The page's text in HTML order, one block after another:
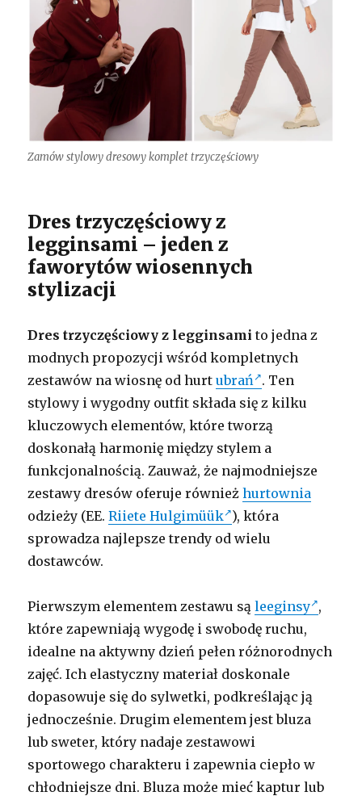
Zamów stylowy dresowy komplet trzyczęściowy
Dres trzyczęściowy z
legginsami – jeden z
faworytów wiosennych
stylizacji
Dres trzyczęściowy z legginsami to jedna z
modnych propozycji wśród kompletnych
zestawów na wiosnę od hurtubrań . Ten
stylowy i wygodny outfit składa się z kilku
kluczowych elementów, które tworzą
doskonałą harmonię między stylem a
funkcjonalnością. Zauważ, że najmodniejsze
zestawy dresów oferuje równieżhurtownia
odzieży (EE.Riiete Hulgimüük ), która
sprowadza najlepsze trendy od wielu
dostawców.
Pierwszym elementem zestawu sąleeginsy ,
które zapewniają wygodę i swobodę ruchu,
idealne na aktywny dzień pełen różnorodnych
zajęć. Ich elastyczny materiał doskonale
dopasowuje się do sylwetki, podkreślając ją
jednocześnie. Drugim elementem jest bluza
lub sweter, który nadaje zestawowi
sportowego charakteru i zapewnia ciepło w
chłodniejsze dni. Bluza może mieć kaptur lub